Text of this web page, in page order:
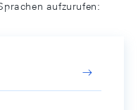
aufzurufen: